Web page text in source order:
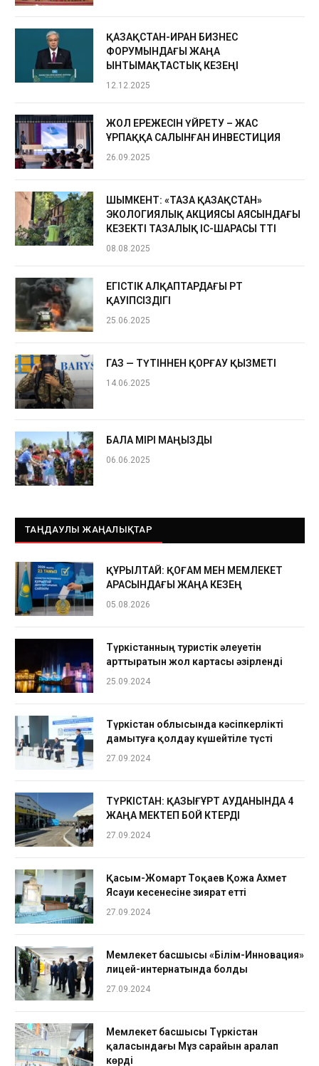
ҚАЗАҚСТАН-ИРАН БИЗНЕС
ФОРУМЫНДАҒЫ ЖАҢА
ЫНТЫМАҚТАСТЫҚ КЕЗЕҢІ
12.12.2025
ЖОЛ ЕРЕЖЕСІН ҮЙРЕТУ – ЖАС
ҰРПАҚҚА САЛЫНҒАН ИНВЕСТИЦИЯ
26.09.2025
ШЫМКЕНТ: «ТАЗА ҚАЗАҚСТАН»
ЭКОЛОГИЯЛЫҚ АКЦИЯСЫ АЯСЫНДАҒЫ
КЕЗЕКТІ ТАЗАЛЫҚ ІС-ШАРАСЫ ӨТТІ
08.08.2025
ЕГІСТІК АЛҚАПТАРДАҒЫ ӨРТ
ҚАУІПСІЗДІГІ
25.06.2025
ГАЗ — ТҮТІННЕН ҚОРҒАУ ҚЫЗМЕТІ
14.06.2025
БАЛА ӨМІРІ МАҢЫЗДЫ
06.06.2025
ТАҢДАУЛЫ ЖАҢАЛЫҚТАР
ҚҰРЫЛТАЙ: ҚОҒАМ МЕН МЕМЛЕКЕТ
АРАСЫНДАҒЫ ЖАҢА КЕЗЕҢ
05.08.2026
Түркістанның туристік әлеуетін
арттыратын жол картасы әзірленді
25.09.2024
Түркістан облысында кәсіпкерлікті
дамытуға қолдау күшейтіле түсті
27.09.2024
ТҮРКІСТАН: ҚАЗЫҒҰРТ АУДАНЫНДА 4
ЖАҢА МЕКТЕП БОЙ КӨТЕРДІ
27.09.2024
Қасым-Жомарт Тоқаев Қожа Ахмет
Ясауи кесенесіне зиярат етті
27.09.2024
Мемлекет басшысы «Білім-Инновация»
лицей-интернатында болды
27.09.2024
Мемлекет басшысы Түркістан
қаласындағы Мұз сарайын аралап
көрді